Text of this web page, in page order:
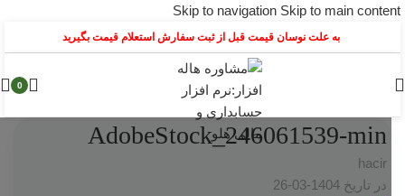
Skip to navigation Skip to main content
به علت نوسان قیمت قبل از ثبت سفارش استعلام قیمت بگیرید
0
AdobeStock_246061539-min
hacir
در تاریخ 1404-03-26